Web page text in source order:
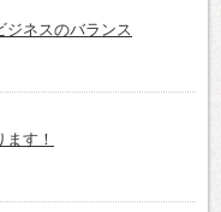
ジネスのバランス
す！